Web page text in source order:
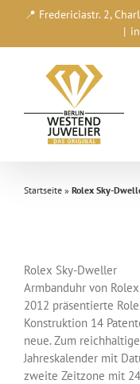
📍 Fredericiastr. 2,
|
Startseite » Rolex Sky-
Rolex Sky-Dweller
Armbanduhr von Rolex
2012 präsentierte
Konstruktion 14
neue. Zum
Jahreskalender mit
zweite Zeitzone mit